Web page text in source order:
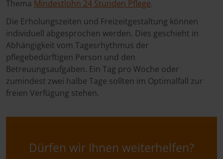
Thema Mindestlohn 24 Stunden Pflege.
Die Erholungszeiten und Freizeitgestaltung können
individuell abgesprochen werden. Dies geschieht in
Abhängigkeit vom Tagesrhythmus der
pflegebedürftigen Person und den
Betreuungsaufgaben. Ein Tag pro Woche oder
zumindest zwei halbe Tage sollten im Optimalfall zur
freien Verfügung stehen.
Dürfen wir Ihnen weiterhelfen?